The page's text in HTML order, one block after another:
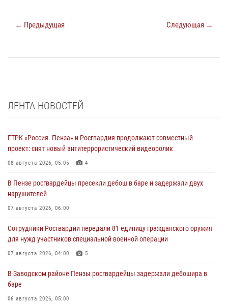
← Предыдущая Следующая →
ЛЕНТА НОВОСТЕЙ
ГТРК «Россия. Пенза» и Росгвардия продолжают совместный
проект: снят новый антитеррористический видеоролик
08 августа 2026, 05:05 4
В Пензе росгвардейцы пресекли дебош в баре и задержали двух
нарушителей
07 августа 2026, 06:00
Сотрудники Росгвардии передали 81 единицу гражданского оружия
для нужд участников специальной военной операции
07 августа 2026, 04:00 5
В Заводском районе Пензы росгвардейцы задержали дебошира в
баре
06 августа 2026, 05:00